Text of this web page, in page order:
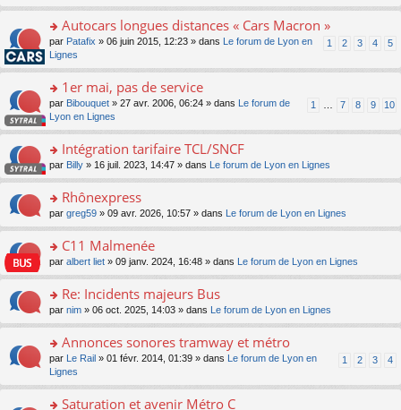
ré
c
nt
o
n
le
s
ré
e
e
n
o
n
lu
pl
ré
c
e
e
s
s
a
n
o
n
lu
le
u
ré
c
e
s
er
le
m
e
s
s
a
n
o
n
lu
pl
s
ré
c
nt
o
s
er
le
m
e
s
s
e
n
o
n
le
u
s
ré
e
nt
Autocars longues distances « Cars Macron »
1 2 3 4 5
par Patafix » 06 juin 2015, 12:23 » dans
Le forum de Lyon en
Lignes
o
s
er
le
m
e
s
g
e
n
o
lu
pl
u
ré
1er mai, pas de service
1 7 8 9 10
par Bibouquet » 27 avr. 2006, 06:24 » dans
Le forum de
Lyon en Lignes
o
n
ult
er
le
m
e
a
g
e
n
n
pl
Intégration tarifaire TCL/SNCF
par Billy » 16 juil. 2023, 14:47 » dans Le forum de Lyon en Lignes
o
n
ult
er
le
m
e
a
g
e
n
o
Rhônexpress
par greg59 » 09 avr. 2026, 10:57 » dans Le forum de Lyon en Lignes
o
n
ult
er
le
m
e
s
C11 Malmenée
par albert liet » 09 janv. 2024, 16:48 » dans Le forum de Lyon en Lignes
o
n
ult
er
le
m
e
Re: Incidents majeurs Bus
par nim » 06 oct. 2025, 14:03 » dans Le forum de Lyon en Lignes
o
s
Annonces sonores tramway et métro
1 2 3 4
par Le Rail » 01 févr. 2014, 01:39 » dans
Le forum de Lyon en
Lignes
Saturation et avenir Métro C